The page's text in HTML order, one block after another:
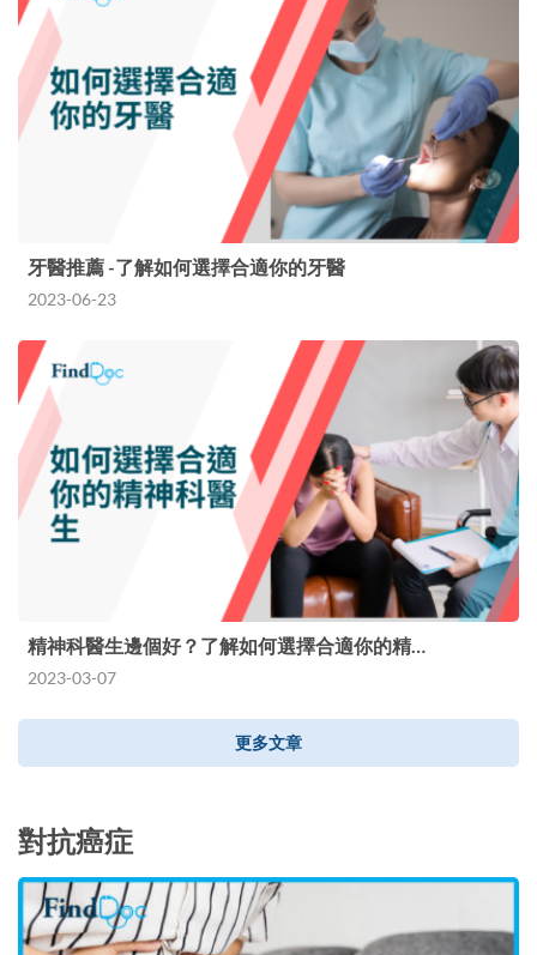
牙醫推薦 -了解如何選擇合適你的牙醫
2023-06-23
精神科醫生邊個好？了解如何選擇合適你的精…
2023-03-07
更多文章
對抗癌症